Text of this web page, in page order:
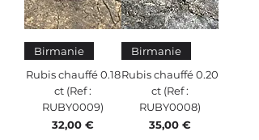
Birmanie
Rubis chauffé 0.18
ct (Ref :
RUBY0009)
Prix
32,00 €
Birmanie
Rubis chauffé 0.20
ct (Ref :
RUBY0008)
Prix
35,00 €